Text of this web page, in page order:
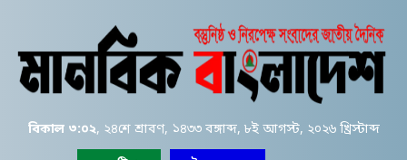
বিকাল ৩:০২, ২৪শে শ্রাবণ, ১৪৩৩ বঙ্গাব্দ, ৮ই আগস্ট, ২০২৬ খ্রিস্টাব্দ